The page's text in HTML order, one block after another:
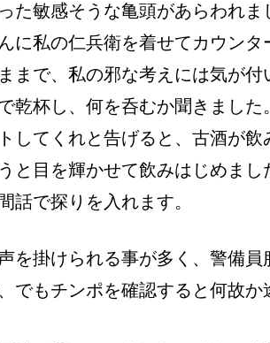
た敏感そうな亀頭があらわれ
に私の仁兵衛を着せてカウン
まで、私の邪な考えには気が付
乾杯し、何を呑むか聞きまし
してくれと告げると、古酒が
と目を輝かせて飲みはじめま
話で探りを入れます。
を掛けられる事が多く、警備
でもチンポを確認すると何故